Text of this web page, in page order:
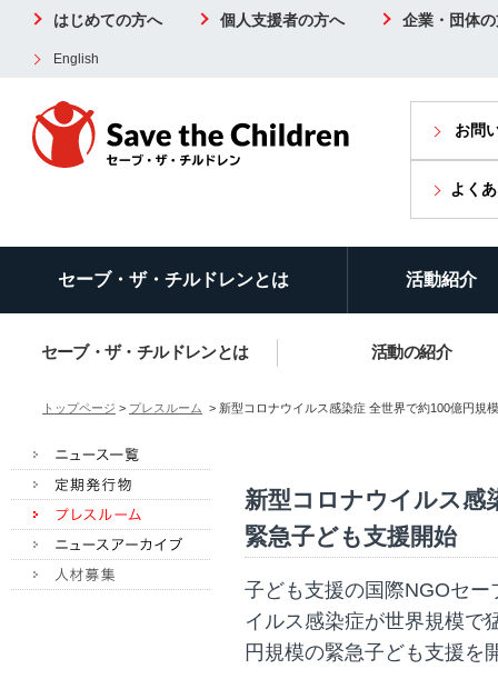
はじめての方へ 個人支援者の方へ 企業・団体
English
お問
よく
セーブ・ザ・チルドレンとは 活動紹介
セーブ・ザ・チルドレンとは 活動の紹介
トップページ > プレスルーム > 新型コロナウイルス感染症 全世界で約100億円規
新型コロナウイルス感
緊急子ども支援開始
子ども支援の国際NGOセ
イルス感染症が世界規模で
円規模の緊急子ども支援を